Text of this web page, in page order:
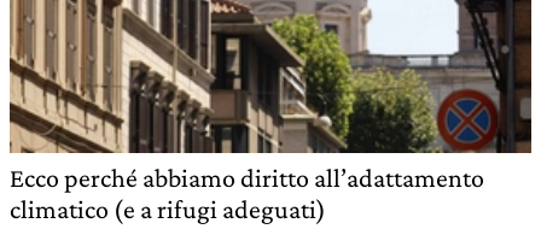
Ecco perché abbiamo diritto all’adattamento
climatico (e a rifugi adeguati)